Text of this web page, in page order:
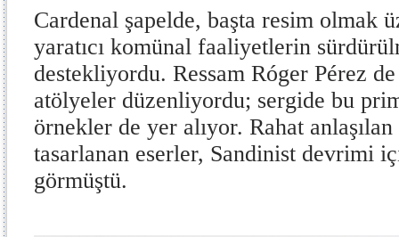
Cardenal şapelde, başta resim olmak
yaratıcı komünal faaliyetlerin
destekliyordu. Ressam Róger Pérez
atölyeler düzenliyordu; sergide bu
örnekler de yer alıyor. Rahat
tasarlanan eserler, Sandinist devrimi
görmüştü.